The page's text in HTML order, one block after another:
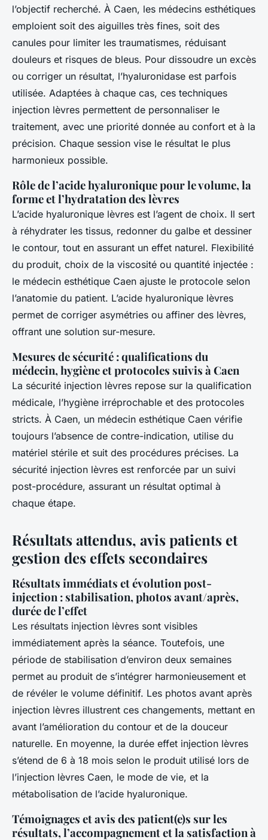
l’objectif recherché. À Caen, les médecins esthétiques
emploient soit des aiguilles très fines, soit des
canules pour limiter les traumatismes, réduisant
douleurs et risques de bleus. Pour dissoudre un excès
ou corriger un résultat, l’hyaluronidase est parfois
utilisée. Adaptées à chaque cas, ces techniques
injection lèvres permettent de personnaliser le
traitement, avec une priorité donnée au confort et à la
précision. Chaque session vise le résultat le plus
harmonieux possible.
Rôle de l’acide hyaluronique pour le volume, la
forme et l’hydratation des lèvres
L’acide hyaluronique lèvres est l’agent de choix. Il sert
à réhydrater les tissus, redonner du galbe et dessiner
le contour, tout en assurant un effet naturel. Flexibilité
du produit, choix de la viscosité ou quantité injectée :
le médecin esthétique Caen ajuste le protocole selon
l’anatomie du patient. L’acide hyaluronique lèvres
permet de corriger asymétries ou affiner des lèvres,
offrant une solution sur-mesure.
Mesures de sécurité : qualifications du
médecin, hygiène et protocoles suivis à Caen
La sécurité injection lèvres repose sur la qualification
médicale, l’hygiène irréprochable et des protocoles
stricts. À Caen, un médecin esthétique Caen vérifie
toujours l’absence de contre-indication, utilise du
matériel stérile et suit des procédures précises. La
sécurité injection lèvres est renforcée par un suivi
post-procédure, assurant un résultat optimal à
chaque étape.
Résultats attendus, avis patients et
gestion des effets secondaires
Résultats immédiats et évolution post-
injection : stabilisation, photos avant/après,
durée de l’effet
Les résultats injection lèvres sont visibles
immédiatement après la séance. Toutefois, une
période de stabilisation d’environ deux semaines
permet au produit de s’intégrer harmonieusement et
de révéler le volume définitif. Les photos avant après
injection lèvres illustrent ces changements, mettant en
avant l’amélioration du contour et de la douceur
naturelle. En moyenne, la durée effet injection lèvres
s’étend de 6 à 18 mois selon le produit utilisé lors de
l’injection lèvres Caen, le mode de vie, et la
métabolisation de l’acide hyaluronique.
Témoignages et avis des patient(e)s sur les
résultats, l’accompagnement et la satisfaction à